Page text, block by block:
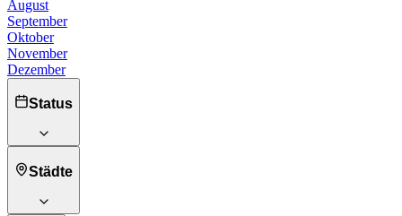
August
September
Oktober
November
Dezember
Status
Städte